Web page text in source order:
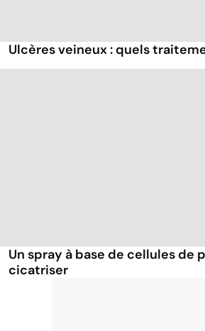
Ulcères veineux : quels
Un spray à base de cellules de
cicatriser